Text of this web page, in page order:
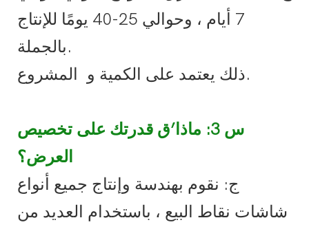
7 أيام ، وحوالي 25-40 يومًا للإنتاج
بالجملة.
ذلك يعتمد على الكمية والمشروع.
س 3: ماذا’ق قدرتك على تخصيص
العرض؟
ج: نقوم بهندسة وإنتاج جميع أنواع
شاشات نقاط البيع ، باستخدام العديد من